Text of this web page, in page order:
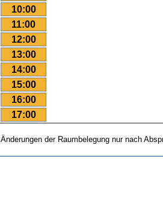
10:00
11:00
12:00
13:00
14:00
15:00
16:00
17:00
Änderungen der Raumbelegung nur nach